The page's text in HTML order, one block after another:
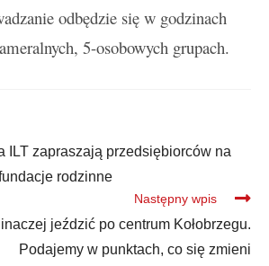
odbędzie się w godzinach
5-osobowych grupach.
ILT zapraszają przedsiębiorców na
rodzinne
Następny wpis
jeździć po centrum Kołobrzegu.
Podajemy w punktach, co się zmieni